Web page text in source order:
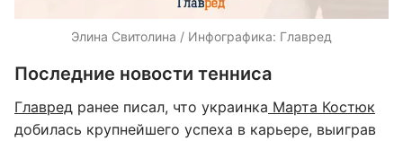
Элина Свитолина / Инфографика: Главред
Последние новости тенниса
Главред ранее писал, что украинка Марта Костюк
добилась крупнейшего успеха в карьере, выиграв